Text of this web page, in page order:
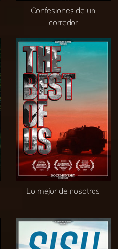
Confesiones de un
corredor
Lo mejor de nosotros